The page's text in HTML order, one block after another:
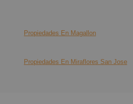
Propiedades En Magallon
Propiedades En Miraflores San Jose